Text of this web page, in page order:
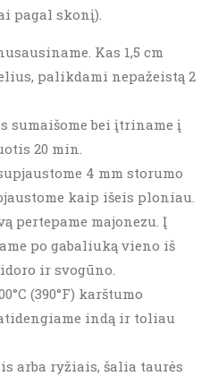
pagal skonį).
Kas 1,5 cm
palikdami nepažeistą 2
sumaišome bei įtriname į
20 min.
4 mm storumo
kaip išeis ploniau.
pertepame majonezu. Į
po gabaliuką vieno iš
ir svogūno.
(390°F) karštumo
indą ir toliau
arba ryžiais, šalia taurės